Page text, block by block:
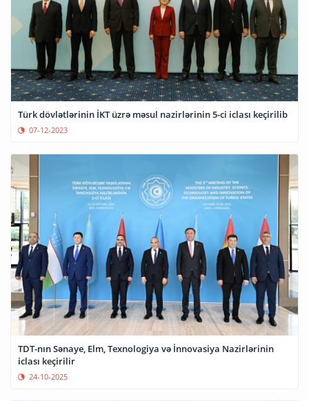
Türk dövlətlərinin İKT üzrə məsul nazirlərinin 5-ci iclası keçirilib
07-12-2023
TDT-nın Sənaye, Elm, Texnologiya və İnnovasiya Nazirlərinin
iclası keçirilir
24-10-2025